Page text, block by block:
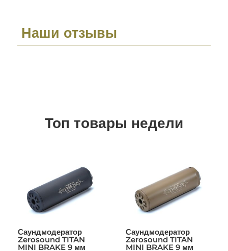
Наши отзывы
Топ товары недели
Саундмодератор
Zerosound TITAN
MINI BRAKE 9 мм
Саундмодератор
Zerosound TITAN
MINI BRAKE 9 мм